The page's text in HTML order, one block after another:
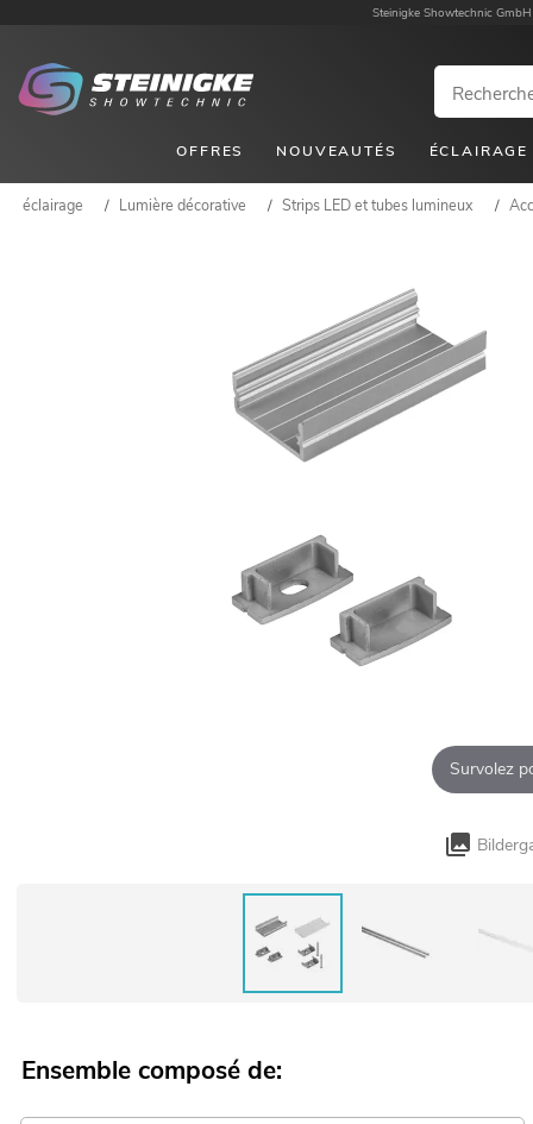
Steinigke Showtechnic
OFFRES NOUVEAUTÉS ÉCLAIRAGE
éclairage / Lumière décorative / Strips LED et tubes lumineux /
Survolez
Ensemble composé de: